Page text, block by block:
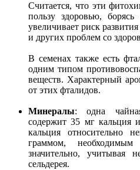
Считается, что эти
пользу здоровью,
увеличивает риск
и других проблем со
В семенах также есть
одним типом
веществ. Характерный
от этих фталидов.
Минералы: одна
содержит 35 мг кальция
кальция относительно
граммом,
значительно, учитывая
сельдерея.